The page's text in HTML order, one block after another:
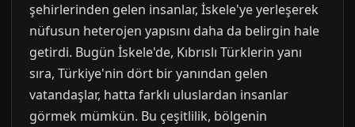
şehirlerinden gelen insanlar, İskele'ye yerleşerek
nüfusun heterojen yapısını daha da belirgin hale
getirdi. Bugün İskele'de, Kıbrıslı Türklerin yanı
sıra, Türkiye'nin dört bir yanından gelen
vatandaşlar, hatta farklı uluslardan insanlar
görmek mümkün. Bu çeşitlilik, bölgenin